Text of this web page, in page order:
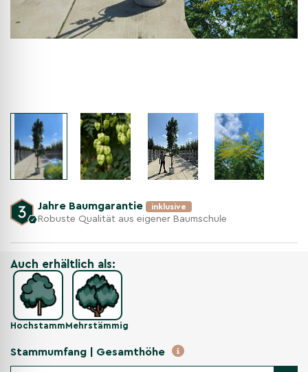
Jahre Baumgarantie inklusive
Robuste Qualität aus eigener Baumschule
Auch erhältlich als:
HochstammMehrstämmig
Stammumfang | Gesamthöhe